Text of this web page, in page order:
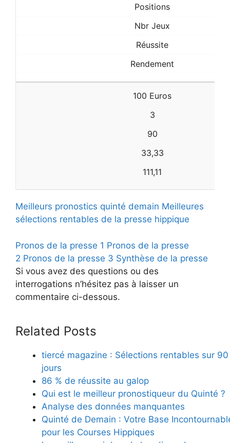
Positions
Nbr Jeux
Réussite
Rendement
100 Euros
3
90
33,33
111,11
Meilleurs pronostics quinté demain Meilleures
sélections rentables de la presse hippique
Pronos de la presse 1 Pronos de la presse
2 Pronos de la presse 3 Synthèse de la presse
Si vous avez des questions ou des
interrogations n’hésitez pas à laisser un
commentaire ci-dessous.
Related Posts
tiercé magazine : Sélections rentables sur 90
jours
86 % de réussite au galop
Qui est le meilleur pronostiqueur du Quinté ?
Analyse des données manquantes
Quinté de Demain : Votre Base
pour les Courses Hippiques